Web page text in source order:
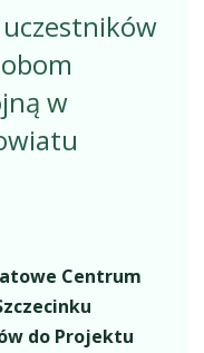
uczestników
w
Centrum
do Projektu